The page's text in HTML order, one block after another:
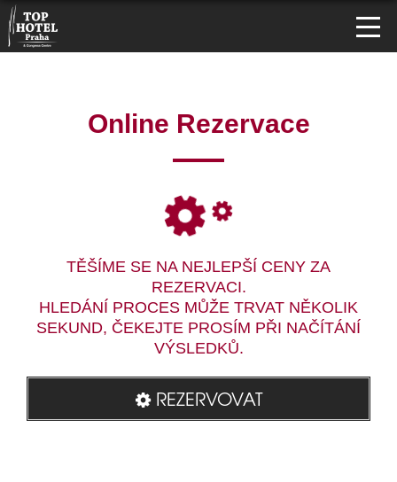
Online Rezervace
TĚŠÍME SE NA NEJLEPŠÍ CENY ZA
REZERVACI.
HLEDÁNÍ PROCES MŮŽE TRVAT NĚKOLIK
SEKUND, ČEKEJTE PROSÍM PŘI NAČÍTÁNÍ
VÝSLEDKŮ.
REZERVOVAT